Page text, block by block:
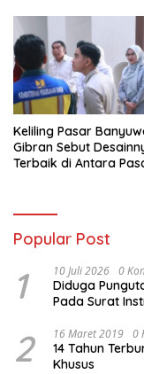
Keliling Pasar
Gibran Sebut
Terbaik di Antara
Popular Post
1 10 Juli 2026 0
Diduga
Pada Surat
2 16 Maret 2019 0
14 Tahun
Khusus